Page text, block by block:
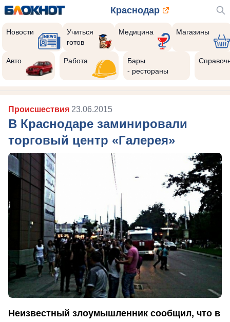
Краснодар
Новости
Учиться
готов
Медицина Магазины
Авто Работа
Бары
- рестораны
Происшествия 23.06.2015
В Краснодаре заминировали
торговый центр «Галерея»
Неизвестный злоумышленник сообщил, что в